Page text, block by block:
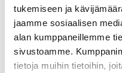
tukemiseen ja
jaamme sosiaalisen
alan kumppaneillemme
sivustoamme.
tietoja muihin tietoihin,